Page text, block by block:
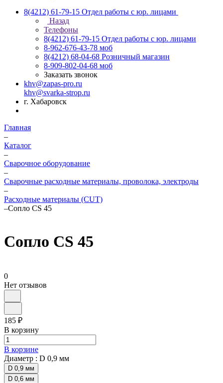
8(4212) 61-79-15 Отдел работы с юр. лицами
Назад
Телефоны
8(4212) 61-79-15 Отдел работы с юр. лицами
8-962-676-43-78 моб
8(4212) 68-04-68 Розничный магазин
8-909-802-04-68 моб
Заказать звонок
khv@zapas-pro.ru
khv@svarka-strop.ru
г. Хабаровск
Главная
–
Каталог
–
Сварочное оборудование
–
Сварочные расходные материалы, проволока, электроды
–
Расходные материалы (CUT)
–Сопло CS 45
Сопло CS 45
0
Нет отзывов
185 ₽
В корзину
В корзине
Диаметр : D 0,9 мм
D 0,9 мм
D 0,6 мм